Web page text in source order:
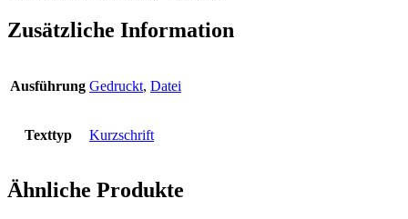
Zusätzliche Information
Ausführung Gedruckt, Datei
Texttyp Kurzschrift
Ähnliche Produkte